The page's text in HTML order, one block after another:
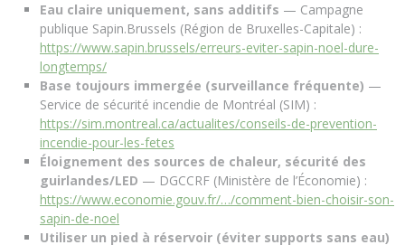
Eau claire uniquement, sans additifs — Campagne
publique Sapin.Brussels (Région de Bruxelles-Capitale) :
https://www.sapin.brussels/erreurs-eviter-sapin-noel-dure-
longtemps/
Base toujours immergée (surveillance fréquente) —
Service de sécurité incendie de Montréal (SIM) :
https://sim.montreal.ca/actualites/conseils-de-prevention-
incendie-pour-les-fetes
Éloignement des sources de chaleur, sécurité des
guirlandes/LED — DGCCRF (Ministère de l’Économie) :
https://www.economie.gouv.fr/…/comment-bien-choisir-son-
sapin-de-noel
Utiliser un pied à réservoir (éviter supports sans eau)